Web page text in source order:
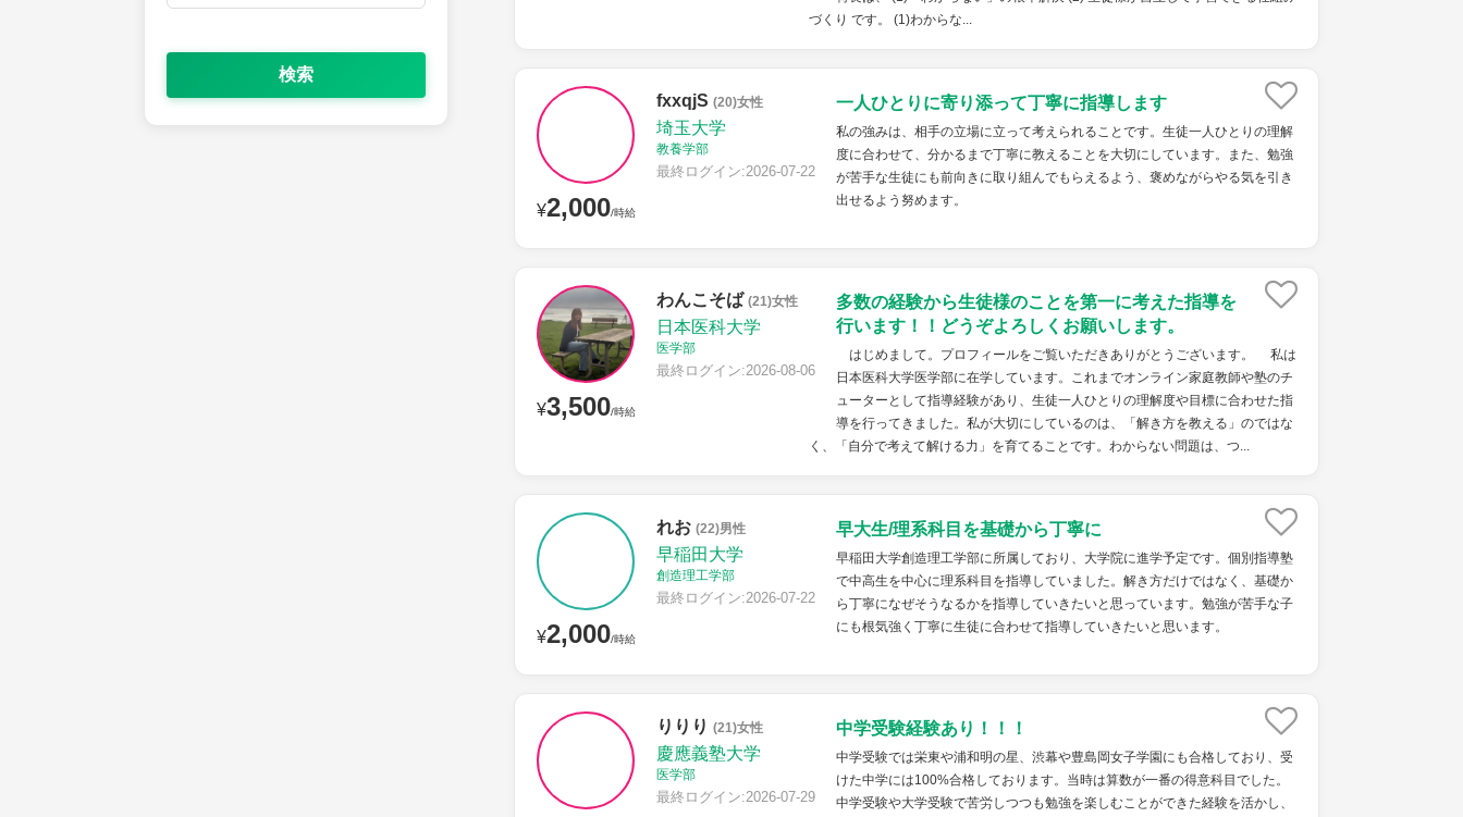
検索
づくり です。 (1)わからな...
¥2,000/時給
fxxqjS (20)女性
埼玉大学
教養学部
最終ログイン:2026-07-22
一人ひとりに寄り添って丁寧に指導します
私の強みは、相手の立場に立って考えられることです。生徒一人ひとりの理解
度に合わせて、分かるまで丁寧に教えることを大切にしています。また、勉強
が苦手な生徒にも前向きに取り組んでもらえるよう、褒めながらやる気を引き
出せるよう努めます。
¥3,500/時給
わんこそば (21)女性
日本医科大学
医学部
最終ログイン:2026-08-06
多数の経験から生徒様のことを第一に考えた指導を
行います！！どうぞよろしくお願いします。
はじめまして。プロフィールをご覧いただきありがとうございます。 私は
日本医科大学医学部に在学しています。これまでオンライン家庭教師や塾のチ
ューターとして指導経験があり、生徒一人ひとりの理解度や目標に合わせた指
導を行ってきました。私が大切にしているのは、「解き方を教える」のではな
く、「自分で考えて解ける力」を育てることです。わからない問題は、つ...
¥2,000/時給
れお (22)男性
早稲田大学
創造理工学部
最終ログイン:2026-07-22
早大生/理系科目を基礎から丁寧に
早稲田大学創造理工学部に所属しており、大学院に進学予定です。個別指導塾
で中高生を中心に理系科目を指導していました。解き方だけではなく、基礎か
ら丁寧になぜそうなるかを指導していきたいと思っています。勉強が苦手な子
にも根気強く丁寧に生徒に合わせて指導していきたいと思います。
りりり (21)女性
慶應義塾大学
医学部
最終ログイン:2026-07-29
中学受験経験あり！！！
中学受験では栄東や浦和明の星、渋幕や豊島岡女子学園にも合格しており、受
けた中学には100%合格しております。当時は算数が一番の得意科目でした。
中学受験や大学受験で苦労しつつも勉強を楽しむことができた経験を活かし、